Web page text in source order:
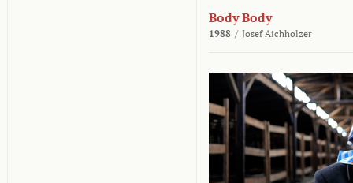
Body Body
1988 / Josef Aichholzer